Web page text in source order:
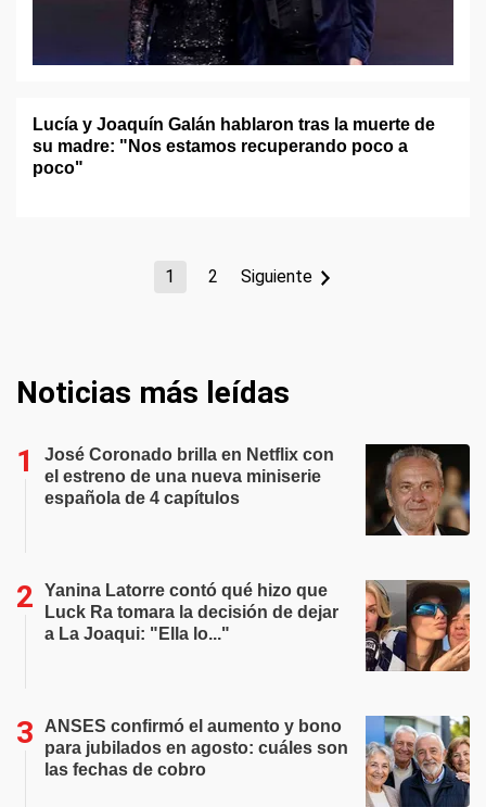
Lucía y Joaquín Galán hablaron tras la muerte de
su madre: "Nos estamos recuperando poco a
poco"
1 2 Siguiente
Noticias más leídas
José Coronado brilla en Netflix con
el estreno de una nueva miniserie
española de 4 capítulos
Yanina Latorre contó qué hizo que
Luck Ra tomara la decisión de dejar
a La Joaqui: "Ella lo..."
ANSES confirmó el aumento y bono
para jubilados en agosto: cuáles son
las fechas de cobro